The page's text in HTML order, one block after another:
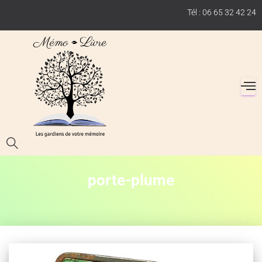
Tél : 06 65 32 42 24
porte-plume